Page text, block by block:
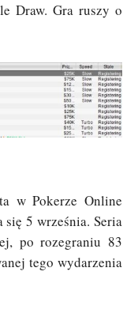
Draw. Gra ruszy o
w Pokerze Online
się 5 września. Seria
po rozegraniu 83
tego wydarzenia